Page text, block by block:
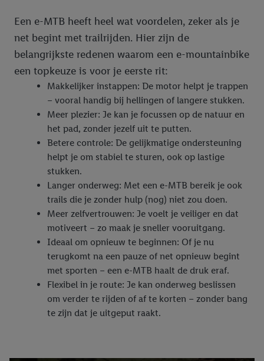
Een e-MTB heeft heel wat voordelen, zeker als je
net begint met trailrijden. Hier zijn de
belangrijkste redenen waarom een e-mountainbike
een topkeuze is voor je eerste rit:
Makkelijker instappen: De motor helpt je trappen
– vooral handig bij hellingen of langere stukken.
Meer plezier: Je kan je focussen op de natuur en
het pad, zonder jezelf uit te putten.
Betere controle: De gelijkmatige ondersteuning
helpt je om stabiel te sturen, ook op lastige
stukken.
Langer onderweg: Met een e-MTB bereik je ook
trails die je zonder hulp (nog) niet zou doen.
Meer zelfvertrouwen: Je voelt je veiliger en dat
motiveert – zo maak je sneller vooruitgang.
Ideaal om opnieuw te beginnen: Of je nu
terugkomt na een pauze of net opnieuw begint
met sporten – een e-MTB haalt de druk eraf.
Flexibel in je route: Je kan onderweg beslissen
om verder te rijden of af te korten – zonder bang
te zijn dat je uitgeput raakt.